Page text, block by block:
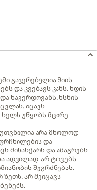
გაჯერებულია შიის
და კვებავს კანს. ხდის
ხავერდოვანს. ხსნის
იცავს
ხელს უწყობს მცირე
არა მხოლოდ
და
მინანქარს და ამაგრებს
ადვილად. არ ტოვებს
შეგრძნებას.
არ შეიცავს